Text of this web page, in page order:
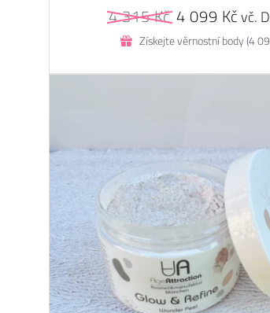
4 315Kč Původní
cena
4
4 099 Kč
cena
4
vč.
Získejte věrnostní body (4